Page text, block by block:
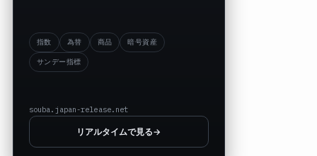
指数 為替 商品 暗号資産
サンデー指標
souba.japan-release.net
リアルタイムで見る→